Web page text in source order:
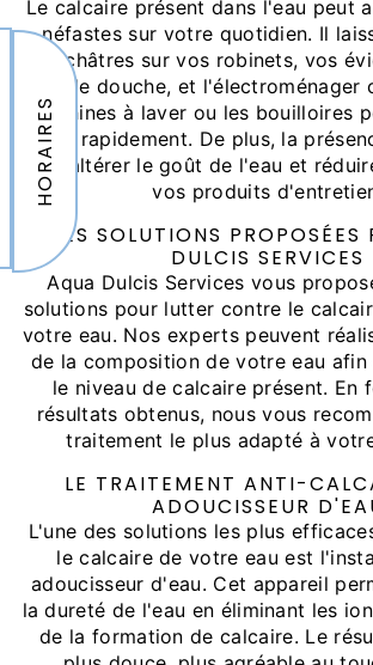
Le calcaire présent dans l'eau peut
néfastes sur votre quotidien. Il
blanchâtres sur vos robinets, vos
de douche, et l'électroménager
machines à laver ou les bouilloires
plus rapidement. De plus, la
peut altérer le goût de l'eau et
vos produits
LES SOLUTIONS
DULCIS SERVICES
Aqua Dulcis Services vous
solutions pour lutter contre le
votre eau. Nos experts peuvent
de la composition de votre eau afin
le niveau de calcaire présent. En
résultats obtenus, nous vous
traitement le plus adapté à
LE TRAITEMENT ANTI-
ADOUCISSEUR
L'une des solutions les plus
le calcaire de votre eau est
adoucisseur d'eau. Cet appareil
la dureté de l'eau en éliminant les
de la formation de calcaire. Le
HORAIRES